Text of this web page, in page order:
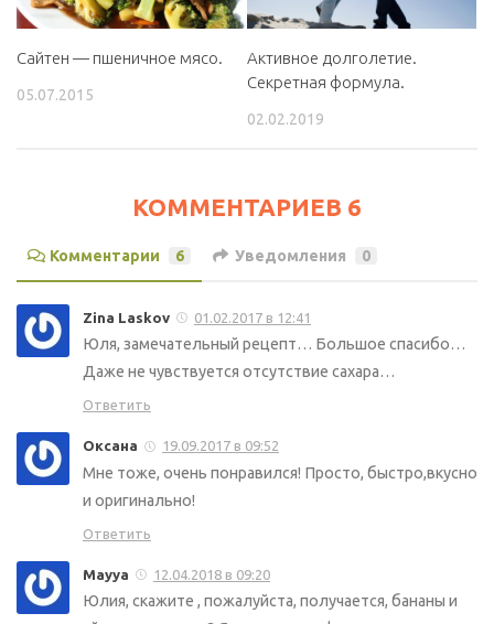
Сайтен — пшеничное мясо.
05.07.2015
Активное долголетие.
Cекретная формула.
02.02.2019
КОММЕНТАРИЕВ 6
Комментарии 6 Уведомления 0
Zina Laskov 01.02.2017 в 12:41
Юля, замечательный рецепт… Большое спасибо…
Даже не чувствуется отсутствие сахара…
Ответить
Оксана 19.09.2017 в 09:52
Мне тоже, очень понравился! Просто, быстро,вкусно
и оригинально!
Ответить
Mayya 12.04.2018 в 09:20
Юлия, скажите , пожалуйста, получается, бананы и